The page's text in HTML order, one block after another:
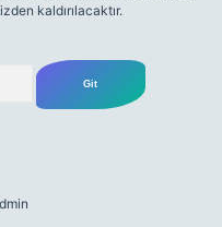
kaldırılacaktır.